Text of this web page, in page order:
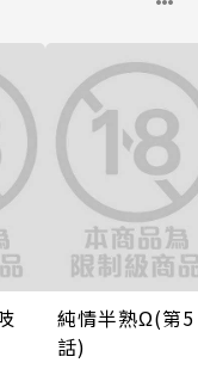
純情半熟Ω(第5
話)